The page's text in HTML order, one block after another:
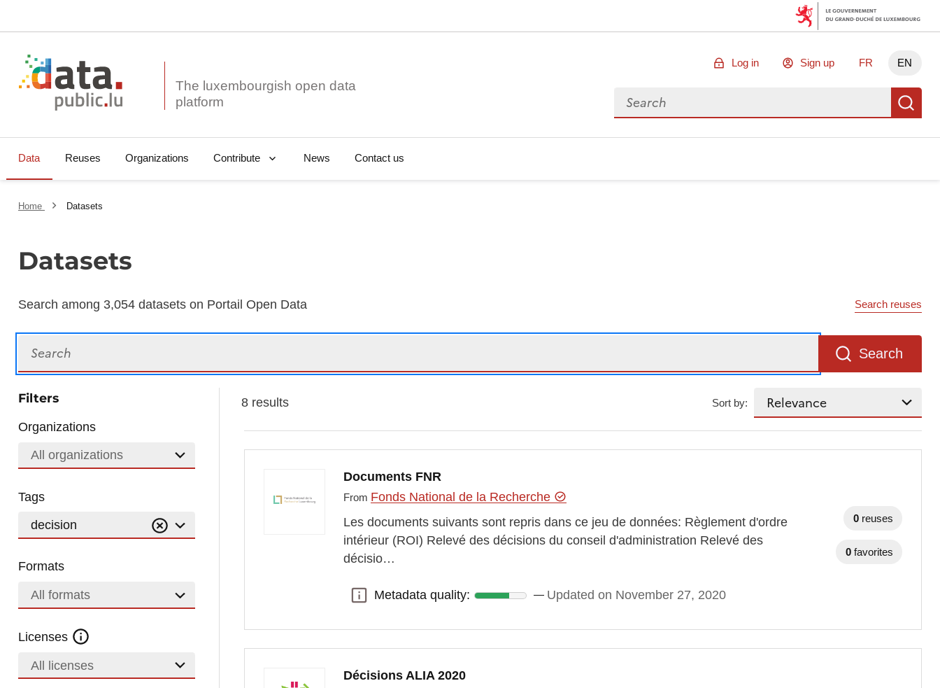
The luxembourgish open data
Log in Sign up FR EN
Search for data
Data Reuses Organizations Contribute News Contact us
Home Datasets
Datasets
Search among 3,054 datasets on Portail Open Data Search reuses
Search
Filters
Organizations
All organizations
Tags
decision
Formats
All formats
Licenses
All licenses
8 results Sort by:
Documents FNR
From Fonds National de la Recherche
Les documents suivants sont repris dans ce jeu de données: Règlement d'ordre
intérieur (ROI) Relevé des décisions du conseil d'administration Relevé des
décisio…
Metadata quality:
Metadata quality: Updated on November 27, 2020
0 reuses
0 favorites
Décisions ALIA 2020